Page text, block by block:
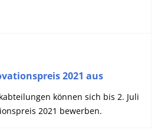
2021 aus
können sich bis 2. Juli
2021 bewerben.